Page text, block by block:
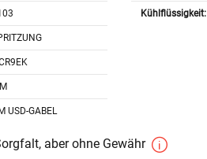
USD-GABEL
Kühlflüssigkeit:
aber ohne Gewähr